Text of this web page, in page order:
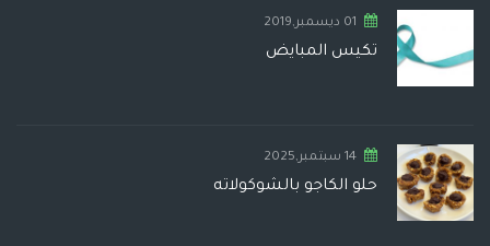
01 ديسمبر,2019
تكيس المبايض
14 سبتمبر,2025
حلو الكاجو بالشوكولاته